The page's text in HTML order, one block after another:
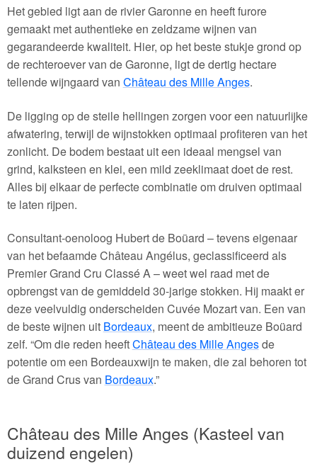
Het gebied ligt aan de rivier Garonne en heeft furore
gemaakt met authentieke en zeldzame wijnen van
gegarandeerde kwaliteit. Hier, op het beste stukje grond op
de rechteroever van de Garonne, ligt de dertig hectare
tellende wijngaard van Château des Mille Anges.
De ligging op de steile hellingen zorgen voor een natuurlijke
afwatering, terwijl de wijnstokken optimaal profiteren van het
zonlicht. De bodem bestaat uit een ideaal mengsel van
grind, kalksteen en klei, een mild zeeklimaat doet de rest.
Alles bij elkaar de perfecte combinatie om druiven optimaal
te laten rijpen.
Consultant-oenoloog Hubert de Boüard – tevens eigenaar
van het befaamde Château Angélus, geclassificeerd als
Premier Grand Cru Classé A – weet wel raad met de
opbrengst van de gemiddeld 30-jarige stokken. Hij maakt er
deze veelvuldig onderscheiden Cuvée Mozart van. Een van
de beste wijnen uit Bordeaux, meent de ambitieuze Boüard
zelf. “Om die reden heeftChâteau des Mille Angesde
potentie om een Bordeauxwijn te maken, die zal behoren tot
de Grand Crus van Bordeaux.”
Château des Mille Anges (Kasteel van
duizend engelen)